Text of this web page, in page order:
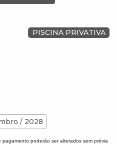
PISCINA PRIVATIVA
/ 2028
poderão ser alterados sem prévia